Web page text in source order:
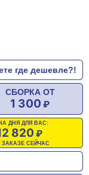
где дешевле?!
СБОРКА ОТ
1 300
ДНЯ ДЛЯ ВАС:
820
ЗАКАЗЕ СЕЙЧАС